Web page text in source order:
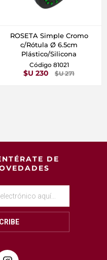
ROSETA Simple Cromo
c/Rótula Ø 6.5cm
Plástico/Silicona
Código 81021
$U 230 $U 271
DE